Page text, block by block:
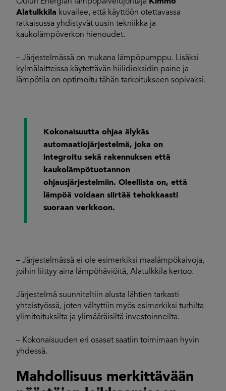
Alatulkkila kuvailee, että käyttöön otettavassa
ratkaisussa yhdistyvät uusin tekniikka ja
kaukolämpöverkon hienoudet.
– Järjestelmässä on mukana lämpöpumppu. Lisäksi
kylmälaitteissa käytettävän hiilidioksidin paine ja
lämpötila on optimoitu tähän tarkoitukseen sopivaksi.
Kokonaisuutta ohjaa älykäs
automaatiojärjestelmä, joka on
integroitu sekä rakennuksen että
kaukolämpötuotannon
ohjausjärjestelmiin. Oleellista on, että
lämpöä voidaan siirtää tehokkaasti
suoraan verkkoon.
– Järjestelmässä ei ole esimerkiksi maalämpökaivoja,
joihin liittyy aina lämpöhäviöitä, Alatulkkila kertoo.
Järjestelmä suunniteltiin alusta lähtien tarkasti
yhteistyössä, joten vältyttiin myös esimerkiksi turhilta
ylimitoituksilta ja ylimääräisiltä investoinneilta.
– Kokonaisuuden eri osaset saatiin toimimaan hyvin
yhdessä.
Mahdollisuus merkittävään